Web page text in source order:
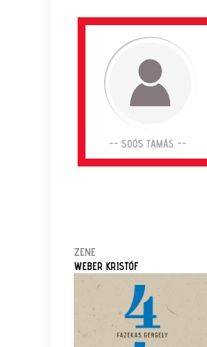
-- SOÓS TAMÁS --
ZENE
WEBER KRISTÓF